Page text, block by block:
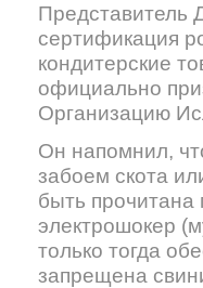
Представитель
сертификация
кондитерские
официально
Организацию
Он напомнил,
забоем скота
быть прочитана
электрошокер
только тогда
запрещена